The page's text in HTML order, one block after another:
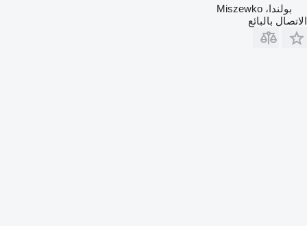
بولندا، Miszewko
الاتصال بالبائع